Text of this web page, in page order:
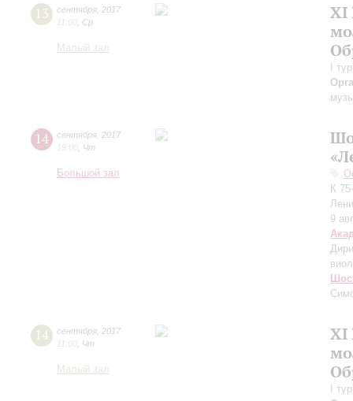
13 сентября 2017
Ср
Малый зал
XI
I
14 сентября 2017
19:00
Чт
Большой зал
К
9
14 сентября 2017
Чт
Малый зал
XI
I